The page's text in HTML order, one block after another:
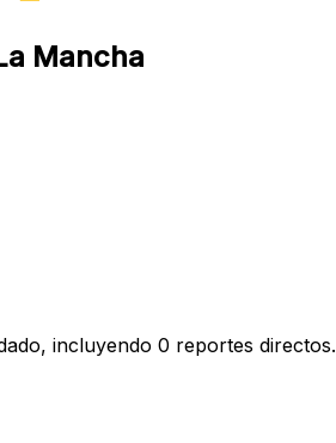
Mancha
incluyendo 0 reportes directos.